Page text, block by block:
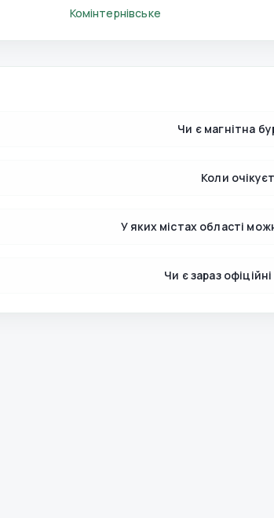
Комінтернівське
Чи є магнітна
Коли
У яких містах області
Чи є зараз